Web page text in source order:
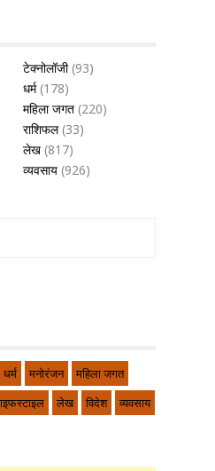
टेक्नोलॉजी(93)
धर्म(178)
महिला जगत (220)
राशिफल(33)
लेख (817)
व्यवसाय (926)
धर्म मनोरंजन
महिला जगत
लेख विदेश
व्यवसाय